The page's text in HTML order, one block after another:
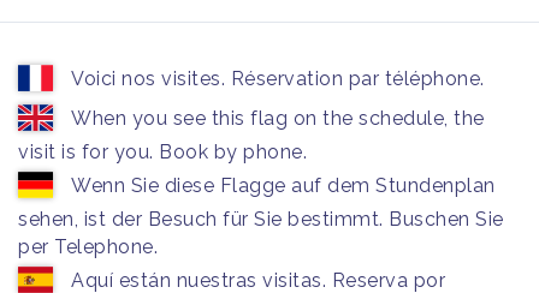
Voici nos visites. Réservation par téléphone.
When you see this flag on the schedule, the
visit is for you. Book by phone.
Wenn Sie diese Flagge auf dem Stundenplan
sehen, ist der Besuch für Sie bestimmt. Buschen Sie
per Telephone.
Aquí están nuestras visitas. Reserva por